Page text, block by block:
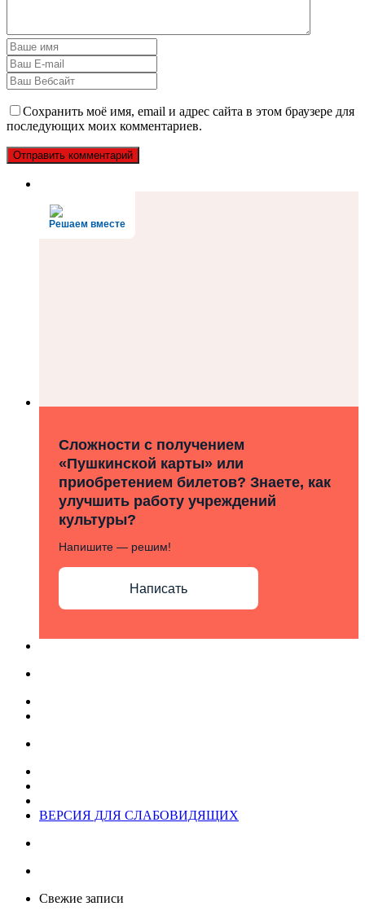
Сохранить моё имя, email и адрес сайта в этом браузере для
последующих моих комментариев.
Решаем вместе
Сложности с получением
«Пушкинской карты» или
приобретением билетов? Знаете, как
улучшить работу учреждений
культуры?
Напишите — решим!
Написать
ВЕРСИЯ ДЛЯ СЛАБОВИДЯЩИХ
Свежие записи